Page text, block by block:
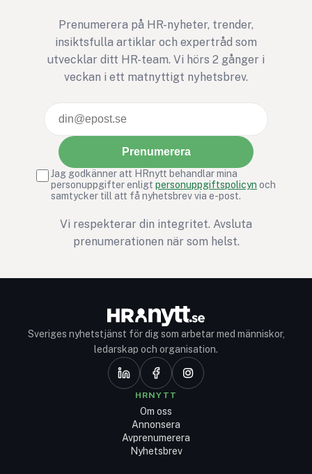
Prenumerera på HR-nyheter, trender,
insiktsfulla artiklar och expertråd som
utvecklar ditt HR-team. Vi hörs 2 gånger i
veckan i ett matnyttigt nyhetsbrev.
Prenumerera
Jag godkänner att HRnytt behandlar mina
personuppgifter enligt personuppgiftspolicyn och
samtycker till att få nyhetsbrev via e-post.
Vi respekterar din integritet. Avsluta
prenumerationen när som helst.
Sveriges nyhetstjänst för dig som arbetar med människor,
ledarskap och organisation.
HRNYTT
Om oss
Annonsera
Avprenumerera
Nyhetsbrev